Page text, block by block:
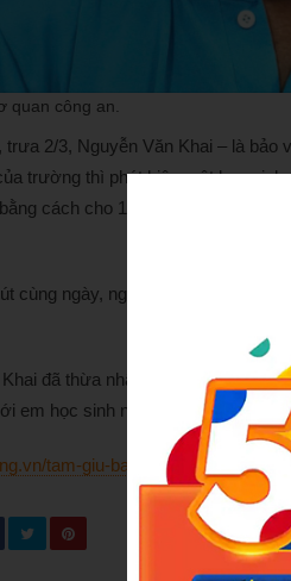
quan công an.
trưa 2/3, Nguyễn Văn Khai – là
trường thì phát hiện một học
cách cho 100.000 đồng rồi
cùng ngày, người thân của em
đã thừa nhận toàn bộ hành vi
em học sinh này bằng thủ đoạn
tam-giu-bao-ve-truong-tieu-